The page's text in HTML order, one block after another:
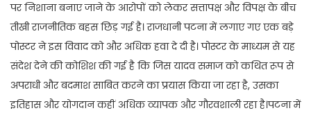
पर निशाना बनाए जाने के आरोपों को लेकर सत्तापक्ष और विपक्ष के बीच
तीखी राजनीतिक बहस छिड़ गई है। राजधानी पटना में लगाए गए एक बड़े
पोस्टर ने इस विवाद को और अधिक हवा दे दी है। पोस्टर के माध्यम से यह
संदेश देने की कोशिश की गई है कि जिस यादव समाज को कथित रूप से
अपराधी और बदमाश साबित करने का प्रयास किया जा रहा है, उसका
इतिहास और योगदान कहीं अधिक व्यापक और गौरवशाली रहा है।पटना में